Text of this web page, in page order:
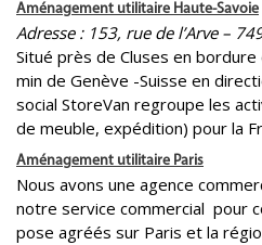
Aménagement utilitaire Haute-Savoie
Adresse : 153, rue de l’Arve –
Situé près de Cluses en bordure
min de Genève -Suisse en
social StoreVan regroupe les
de meuble, expédition) pour la
Aménagement utilitaire Paris
Nous avons une agence
notre service commercial pour
pose agréés sur Paris et la